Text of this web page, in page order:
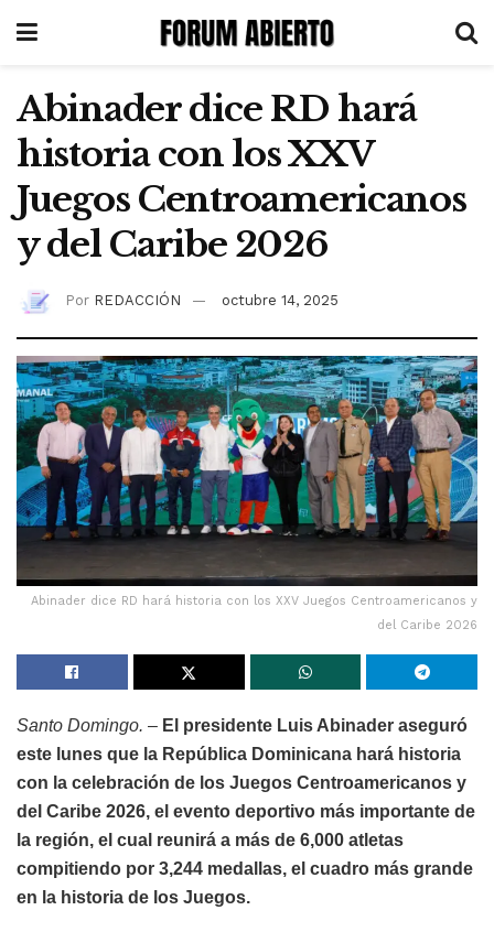
Abinader dice RD hará
historia con los XXV
Juegos Centroamericanos
y del Caribe 2026
Por REDACCIÓN octubre 14, 2025
Abinader dice RD hará historia con los XXV Juegos Centroamericanos y
del Caribe 2026
Santo Domingo. – El presidente Luis Abinader aseguró
este lunes que la República Dominicana hará historia
con la celebración de los Juegos Centroamericanos y
del Caribe 2026, el evento deportivo más importante de
la región, el cual reunirá a más de 6,000 atletas
compitiendo por 3,244 medallas, el cuadro más grande
en la historia de los Juegos.